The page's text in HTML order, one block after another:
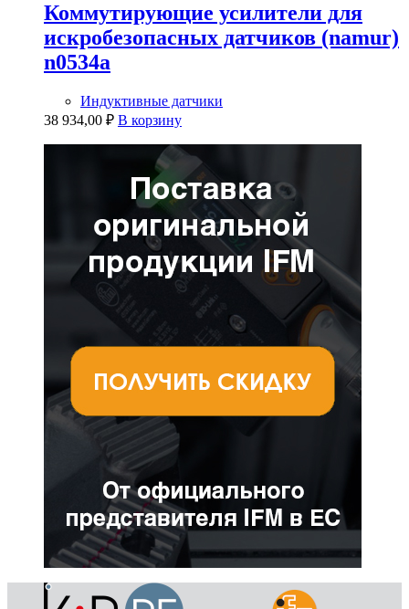
Коммутирующие усилители для
искробезопасных датчиков (namur)
n0534a
Индуктивные датчики
38 934,00 ₽ В корзину